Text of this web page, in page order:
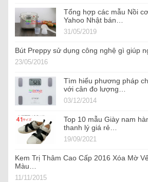
Tổng hợp các mẫu Nồi
Yahoo Nhật bán…
31/05/2019
Bút Preppy sử dụng công nghệ gì giúp
23/05/2016
Tìm hiểu phương pháp
với cân đo lượng…
03/12/2014
Top 10 mẫu Giày nam
thanh lý giá rẻ…
19/09/2021
Kem Trị Thâm Cao Cấp 2016 Xóa Mờ
Màu…
11/11/2015